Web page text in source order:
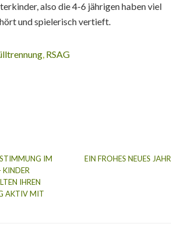
also die 4-6 jährigen haben viel
und spielerisch vertieft.
, RSAG
IM
KINDER
IHREN
AKTIV MIT
EIN FROHES NEUES JAHR